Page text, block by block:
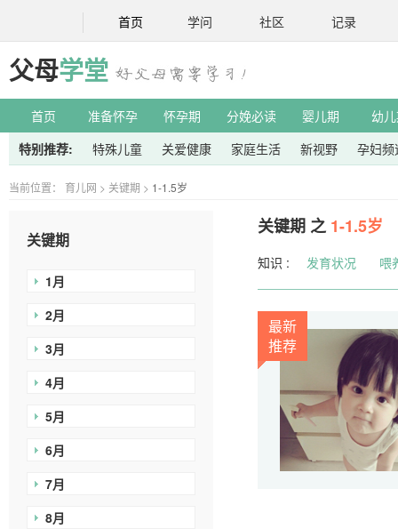
首页 学问 社区 记录
父母学堂
首页 准备怀孕 怀孕期 分娩必读 婴儿期
幼
特别推荐:
特殊儿童 关爱健康 家庭生活 新视野 孕妇频
当前位置： 育儿网 > 关键期 > 1-1.5岁
关键期
1月
2月
3月
4月
5月
6月
7月
8月
关键期 之 1-1.5岁
知识 : 发育状况 喂
最新
推荐